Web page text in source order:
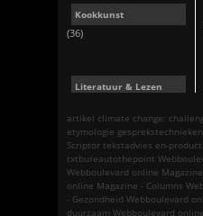
Kookkunst
(36)
Literatuur & Lezen
artikel climate change:
etymologie gesprekstechnieken
Scriptor tekstadvies en-
txtbureautothepoint
Webboulevard online
online Magazine - Columns
- Gezondheid Webboulevard
duurzaam Webboulevard